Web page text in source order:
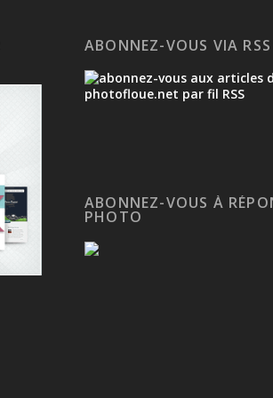
ABONNEZ-VOUS VIA RSS
ABONNEZ-VOUS À
PHOTO